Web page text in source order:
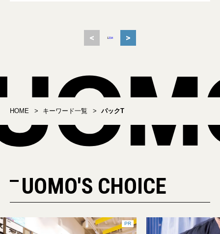
< 1234 >
HOME キーワード一覧 パックT
UOMO'S CHOICE